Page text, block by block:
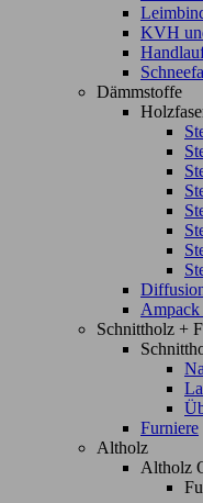
KVH
Dämmstoffe
Schnittholz +
Furniere
Altholz
Altholz